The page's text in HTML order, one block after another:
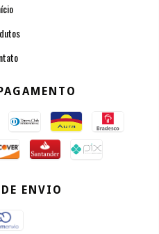
ENVIO